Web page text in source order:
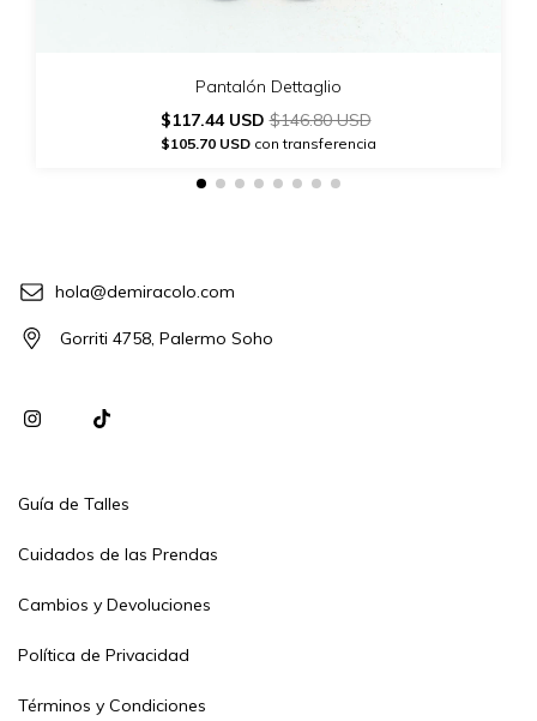
Pantalón Dettaglio
$117.44 USD$146.80 USD
$105.70 USD con transferencia
hola@demiracolo.com
Gorriti 4758, Palermo Soho
Guía de Talles
Cuidados de las Prendas
Cambios y Devoluciones
Política de Privacidad
Términos y Condiciones